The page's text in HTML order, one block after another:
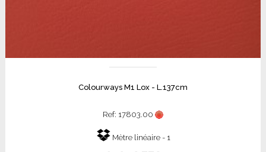
Colourways M1 Lox - L.137cm
Ref: 17803.00
Mètre linéaire - 1